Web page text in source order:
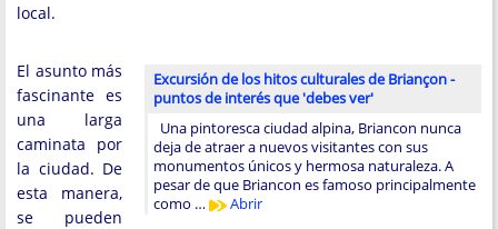
local.
Excursión de los hitos culturales de Briançon -
puntos de interés que 'debes ver'
Una pintoresca ciudad alpina, Briancon nunca
deja de atraer a nuevos visitantes con sus
monumentos únicos y hermosa naturaleza. A
pesar de que Briancon es famoso principalmente
como …
Abrir
El asunto más
fascinante es
una larga
caminata por
la ciudad. De
esta manera,
se pueden